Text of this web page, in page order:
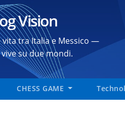
Vision
vita tra Italia e Messico —
su due mondi.
CHESS GAME